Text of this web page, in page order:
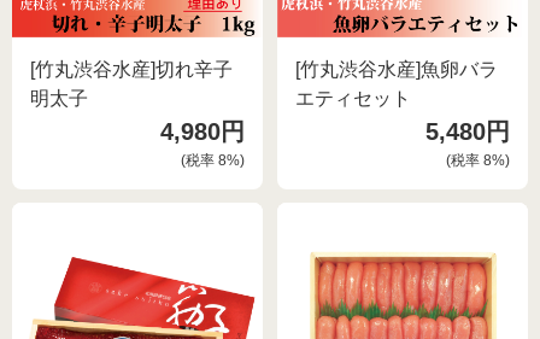
[竹丸渋谷水産]切れ辛子
明太子
4,980円
(税率8%)
[竹丸渋谷水産]魚卵バラ
エティセット
5,480円
(税率 8%)